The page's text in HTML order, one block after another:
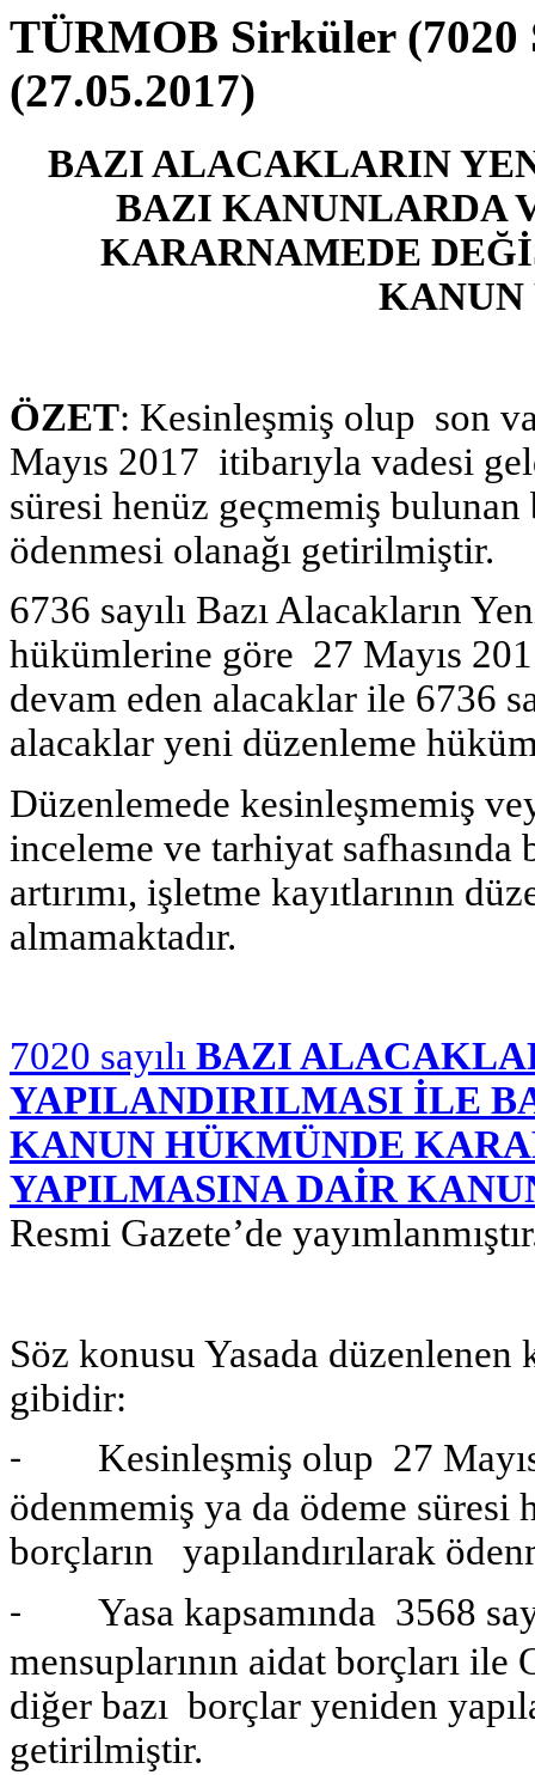
TÜRMOB Sirküler (7020
(27.05.2017)
BAZI ALACAKLARIN
BAZI KANUNLARDA
KARARNAMEDE
ÖZET: Kesinleşmiş olup son
Mayıs 2017 itibarıyla vadesi
süresi henüz geçmemiş bulunan
ödenmesi olanağı getirilmiştir.
6736 sayılı Bazı Alacakların
hükümlerine göre 27 Mayıs
devam eden alacaklar ile 6736
alacaklar yeni düzenleme
Düzenlemede kesinleşmemiş
inceleme ve tarhiyat
artırımı, işletme kayıtlarının
almamaktadır.
7020 sayılı BAZI
YAPILANDIRILMASI İLE
KANUN HÜKMÜNDE
YAPILMASINA DAİR
Resmi Gazete’de
Söz konusu Yasada
gibidir:
- Kesinleşmiş olup 27 Mayıs
ödenmemiş ya da ödeme süresi
borçların yapılandırılarak
- Yasa kapsamında 3568
mensuplarının aidat borçları
diğer bazı borçlar yeniden
getirilmiştir.